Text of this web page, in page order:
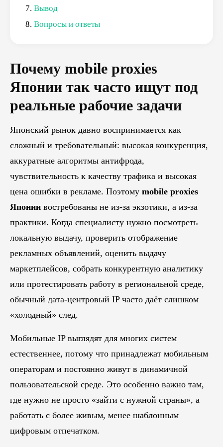
Вывод
Вопросы и ответы
Почему mobile proxies
Японии так часто ищут под
реальные рабочие задачи
Японский рынок давно воспринимается как
сложный и требовательный: высокая конкуренция,
аккуратные алгоритмы антифрода,
чувствительность к качеству трафика и высокая
цена ошибки в рекламе. Поэтому mobile proxies
Японии востребованы не из-за экзотики, а из-за
практики. Когда специалисту нужно посмотреть
локальную выдачу, проверить отображение
рекламных объявлений, оценить выдачу
маркетплейсов, собрать конкурентную аналитику
или протестировать работу в региональной среде,
обычный дата-центровый IP часто даёт слишком
«холодный» след.
Мобильные IP выглядят для многих систем
естественнее, потому что принадлежат мобильным
операторам и постоянно живут в динамичной
пользовательской среде. Это особенно важно там,
где нужно не просто «зайти с нужной страны», а
работать с более живым, менее шаблонным
цифровым отпечатком.